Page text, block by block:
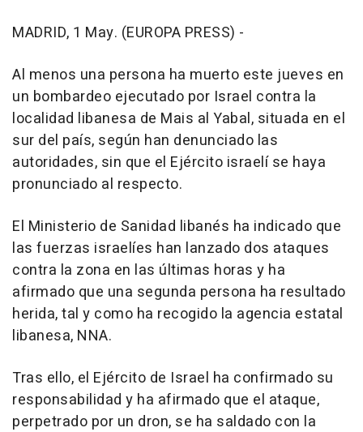
MADRID, 1 May. (EUROPA PRESS) -
Al menos una persona ha muerto este jueves en
un bombardeo ejecutado por Israel contra la
localidad libanesa de Mais al Yabal, situada en el
sur del país, según han denunciado las
autoridades, sin que el Ejército israelí se haya
pronunciado al respecto.
El Ministerio de Sanidad libanés ha indicado que
las fuerzas israelíes han lanzado dos ataques
contra la zona en las últimas horas y ha
afirmado que una segunda persona ha resultado
herida, tal y como ha recogido la agencia estatal
libanesa, NNA.
Tras ello, el Ejército de Israel ha confirmado su
responsabilidad y ha afirmado que el ataque,
perpetrado por un dron, se ha saldado con la